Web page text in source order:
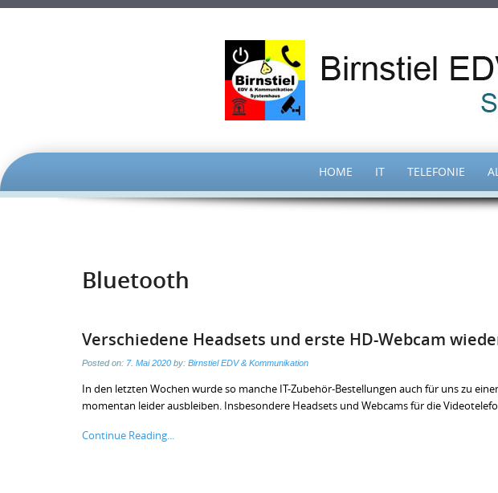
CONTENT
HOME IT TELEFONIE
Bluetooth
Verschiedene Headsets und erste HD-Webcam
Posted on: 7. Mai 2020 by: Birnstiel EDV & Kommunikation
In den letzten Wochen wurde so manche IT-Zubehör-Bestellungen auch für uns zu
momentan leider ausbleiben. Insbesondere Headsets und Webcams für die
Continue Reading...